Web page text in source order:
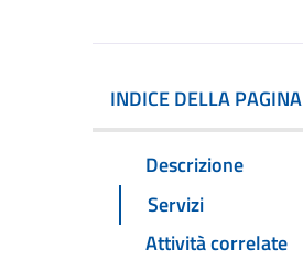
INDICE DELLA PAGINA
Descrizione
Servizi
Attività correlate